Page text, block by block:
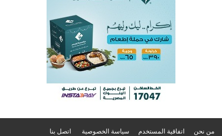
من نحن اتفاقية المستخدم سياسة الخصوصية اتصل بنا